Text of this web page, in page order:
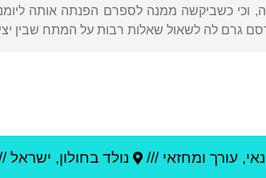
וכי כשביקשה ממנה לספרם הפנתה אותה
גרם לה לשאול שאלות רבות על המתח שבין
עורך ומחזאי /// נולד בחולון, ישראל